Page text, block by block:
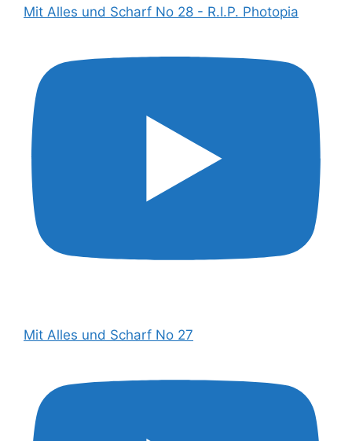
Mit Alles und Scharf No 28 - R.I.P. Photopia
Mit Alles und Scharf No 27